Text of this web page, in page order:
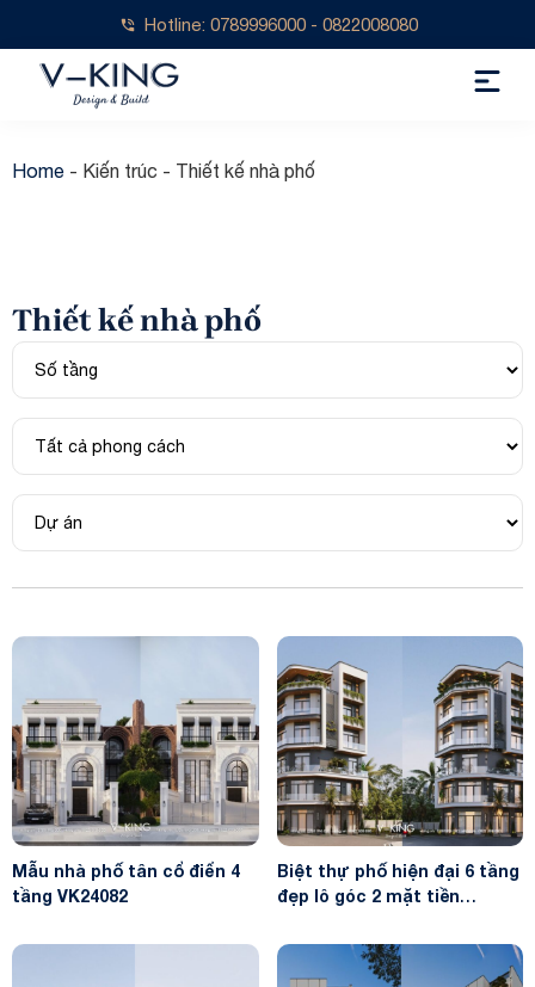
Hotline: 0789996000 - 0822008080
Home - Kiến trúc - Thiết kế nhà phố
Thiết kế nhà phố
Mẫu nhà phố tân cổ điển 4
tầng VK24082
Biệt thự phố hiện đại 6 tầng
đẹp lô góc 2 mặt tiền